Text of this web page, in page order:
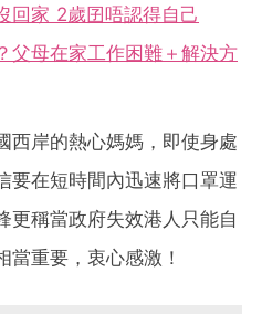
回家 2歲囝唔認得自己
父母在家工作困難＋解決方
西岸的熱心媽媽，即使身處
要在短時間內迅速將口罩運
更稱當政府失效港人只能自
當重要，衷心感激！